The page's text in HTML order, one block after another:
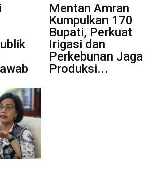
Mentan Amran
Kumpulkan 170
Bupati, Perkuat
Irigasi dan
Perkebunan Jaga
Produksi...